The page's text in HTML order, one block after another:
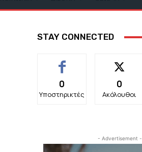
STAY CONNECTED
0
Υποστηρικτές
0
Ακόλουθοι
- Advertisement -